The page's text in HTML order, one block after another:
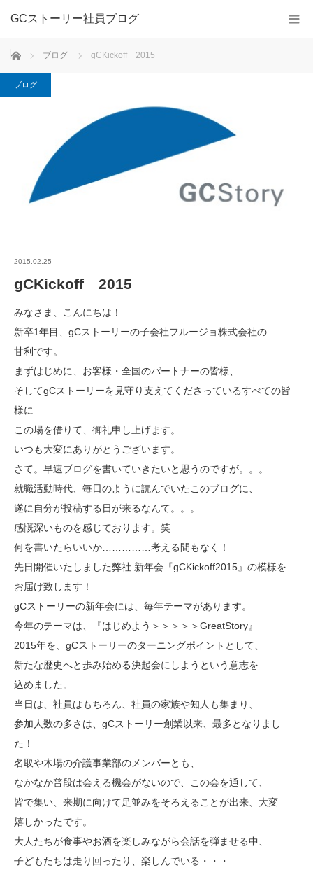
GCストーリー社員ブログ
ホーム ブログ gCKickoff 2015
ブログ
2015.02.25
gCKickoff 2015
みなさま、こんにちは！
新卒1年目、gCストーリーの子会社フルージョ株式会社の
甘利です。
まずはじめに、お客様・全国のパートナーの皆様、
そしてgCストーリーを見守り支えてくださっているすべての皆
様に
この場を借りて、御礼申し上げます。
いつも大変にありがとうございます。
さて。早速ブログを書いていきたいと思うのですが。。。
就職活動時代、毎日のように読んでいたこのブログに、
遂に自分が投稿する日が来るなんて。。。
感慨深いものを感じております。笑
何を書いたらいいか……………考える間もなく！
先日開催いたしました弊社 新年会『gCKickoff2015』の模様を
お届け致します！
gCストーリーの新年会には、毎年テーマがあります。
今年のテーマは、『はじめよう＞＞＞＞＞GreatStory』
2015年を、gCストーリーのターニングポイントとして、
新たな歴史へと歩み始める決起会にしようという意志を
込めました。
当日は、社員はもちろん、社員の家族や知人も集まり、
参加人数の多さは、gCストーリー創業以来、最多となりまし
た！
名取や木場の介護事業部のメンバーとも、
なかなか普段は会える機会がないので、この会を通して、
皆で集い、来期に向けて足並みをそろえることが出来、大変
嬉しかったです。
大人たちが食事やお酒を楽しみながら会話を弾ませる中、
子どもたちは走り回ったり、楽しんでいる・・・